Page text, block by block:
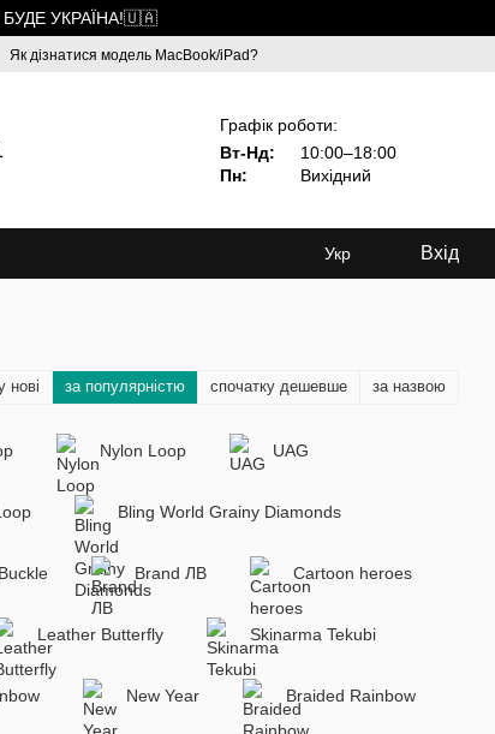
БУДЕ УКРАЇНА!🇺🇦
Як дізнатися модель MacBook/iPad?
Графік роботи:
Вт-Нд:
10:00–18:00
Пн:
Вихідний
Укр Вхід
нові за популярністю спочатку дешевше за назвою
Nylon Loop UAG
Bling World Grainy Diamonds
Brand ЛВ Cartoon heroes
Leather Butterfly Skinarma Tekubi
New Year Braided Rainbow